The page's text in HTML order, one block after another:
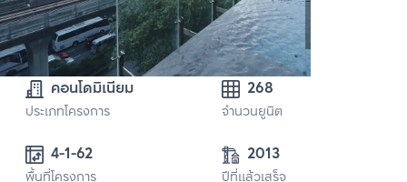
คอนโดมิเนียม
ประเภทโครงการ
268
จำนวนยูนิต
4-1-62 2013